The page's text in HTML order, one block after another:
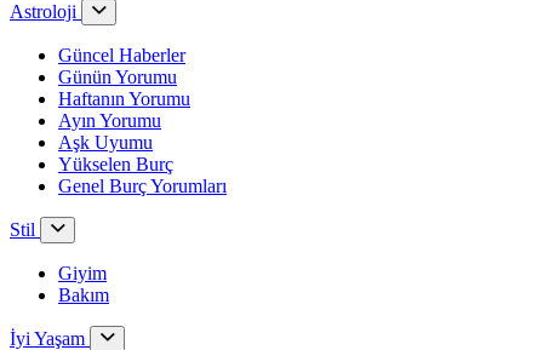
Astroloji
Güncel Haberler
Günün Yorumu
Haftanın Yorumu
Ayın Yorumu
Aşk Uyumu
Yükselen Burç
Genel Burç Yorumları
Stil
Giyim
Bakım
İyi Yaşam